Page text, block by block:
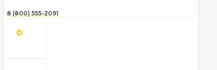
8 (800) 555-2091